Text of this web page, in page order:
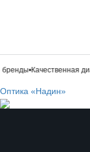
•Качественная
Оптика «Надин»